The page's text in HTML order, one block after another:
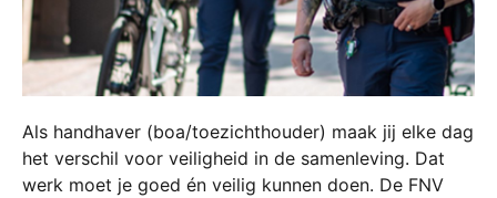
Als handhaver (boa/toezichthouder) maak jij elke dag
het verschil voor veiligheid in de samenleving. Dat
werk moet je goed én veilig kunnen doen. De FNV